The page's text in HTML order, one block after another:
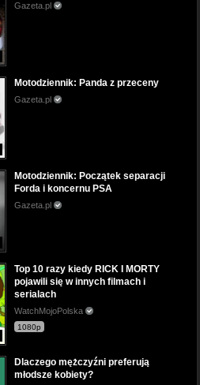
Gazeta.pl
Motodziennik: Panda z przeceny
Gazeta.pl
Motodziennik: Początek separacji
Forda i koncernu PSA
Gazeta.pl
Top 10 razy kiedy RICK I MORTY
pojawili się w innych filmach i
serialach
WatchMojoPolska
1080p
Dlaczego mężczyźni preferują
młodsze kobiety?